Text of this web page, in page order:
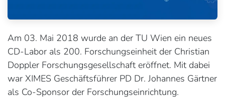
Am 03. Mai 2018 wurde an der TU Wien ein neues
CD-Labor als 200. Forschungseinheit der Christian
Doppler Forschungsgesellschaft eröffnet. Mit dabei
war XIMES Geschäftsführer PD Dr. Johannes Gärtner
als Co-Sponsor der Forschungseinrichtung.